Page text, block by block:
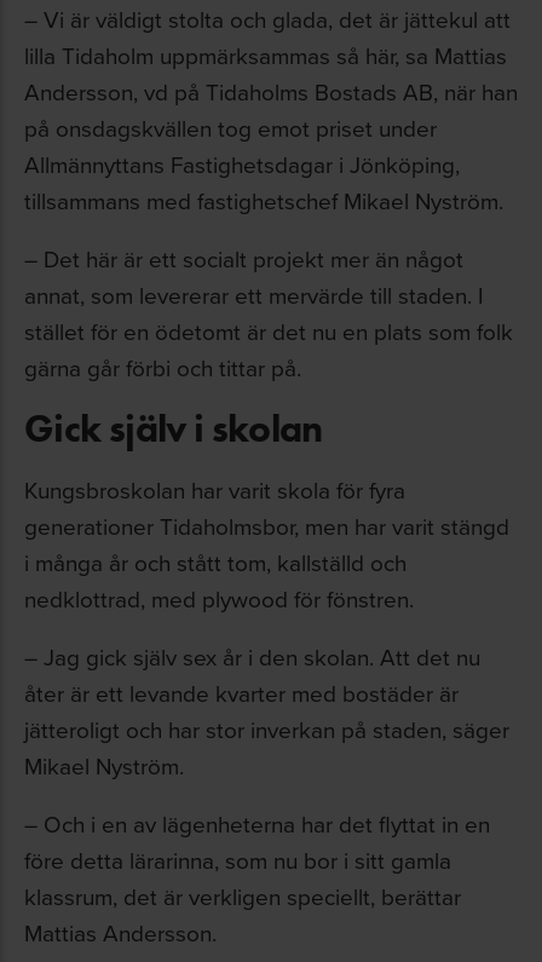
– Vi är väldigt stolta och glada, det är jättekul att
lilla Tidaholm uppmärksammas så här, sa Mattias
Andersson, vd på Tidaholms Bostads AB, när han
på onsdagskvällen tog emot priset under
Allmännyttans Fastighetsdagar i Jönköping,
tillsammans med fastighetschef Mikael Nyström.
– Det här är ett socialt projekt mer än något
annat, som levererar ett mervärde till staden. I
stället för en ödetomt är det nu en plats som folk
gärna går förbi och tittar på.
Gick själv i skolan
Kungsbroskolan har varit skola för fyra
generationer Tidaholmsbor, men har varit stängd
i många år och stått tom, kallställd och
nedklottrad, med plywood för fönstren.
– Jag gick själv sex år i den skolan. Att det nu
åter är ett levande kvarter med bostäder är
jätteroligt och har stor inverkan på staden, säger
Mikael Nyström.
– Och i en av lägenheterna har det flyttat in en
före detta lärarinna, som nu bor i sitt gamla
klassrum, det är verkligen speciellt, berättar
Mattias Andersson.